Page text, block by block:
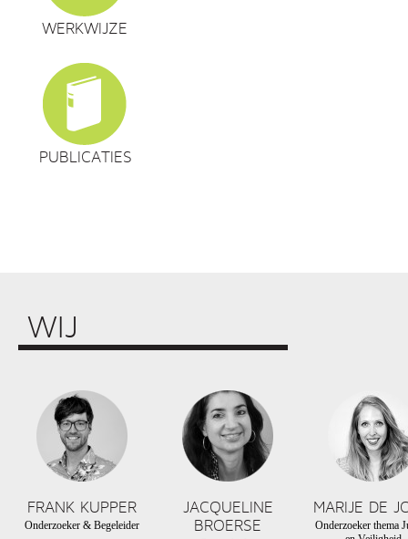
WERKWIJZE
PUBLICATIES
WIJ
FRANK KUPPER
Onderzoeker & Begeleider
JACQUELINE
BROERSE
MARIJE DE
Onderzoeker thema